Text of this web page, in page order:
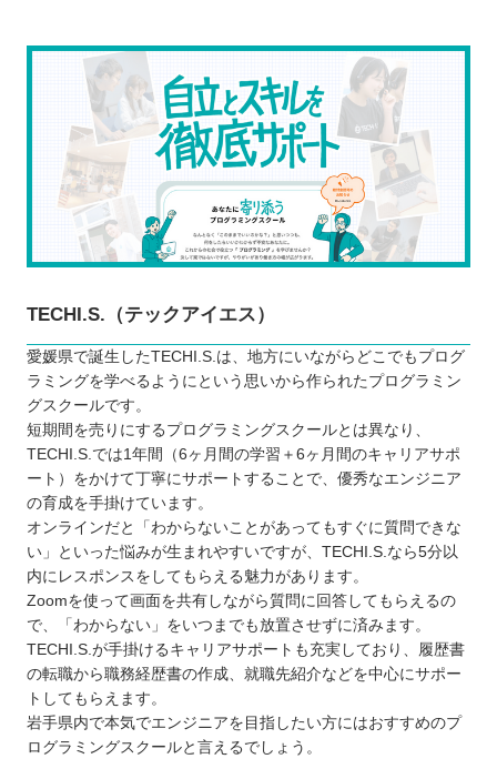
TECHI.S.（テックアイエス）
愛媛県で誕生したTECHI.S.は、地方にいながらどこでもプログ
ラミングを学べるようにという思いから作られたプログラミン
グスクールです。
短期間を売りにするプログラミングスクールとは異なり、
TECHI.S.では1年間（6ヶ月間の学習＋6ヶ月間のキャリアサポ
ート）をかけて丁寧にサポートすることで、優秀なエンジニア
の育成を手掛けています。
オンラインだと「わからないことがあってもすぐに質問できな
い」といった悩みが生まれやすいですが、TECHI.S.なら5分以
内にレスポンスをしてもらえる魅力があります。
Zoomを使って画面を共有しながら質問に回答してもらえるの
で、「わからない」をいつまでも放置させずに済みます。
TECHI.S.が手掛けるキャリアサポートも充実しており、履歴書
の転職から職務経歴書の作成、就職先紹介などを中心にサポー
トしてもらえます。
岩手県内で本気でエンジニアを目指したい方にはおすすめのプ
ログラミングスクールと言えるでしょう。